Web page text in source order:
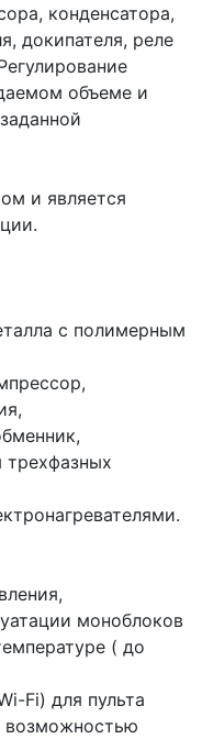
конденсатора,
докипателя, реле
объеме и
и является
с полимерным
трехфазных
моноблоков
( до
Fi) для пульта
возможностью